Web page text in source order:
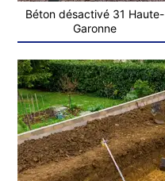
Béton désactivé 31 Haute-
Garonne